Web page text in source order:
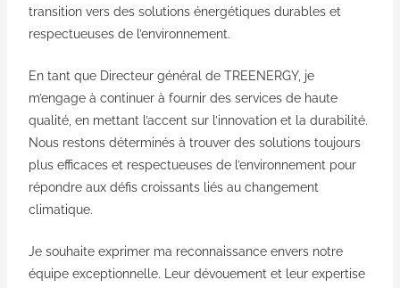
transition vers des solutions énergétiques durables et
respectueuses de l’environnement.
En tant que Directeur général de TREENERGY, je
m’engage à continuer à fournir des services de haute
qualité, en mettant l’accent sur l’innovation et la durabilité.
Nous restons déterminés à trouver des solutions toujours
plus efficaces et respectueuses de l’environnement pour
répondre aux défis croissants liés au changement
climatique.
Je souhaite exprimer ma reconnaissance envers notre
équipe exceptionnelle. Leur dévouement et leur expertise